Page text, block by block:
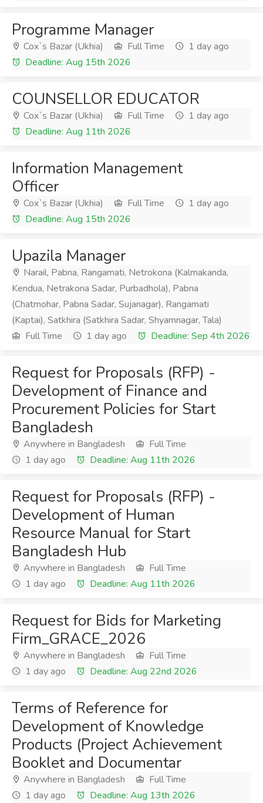
Programme Manager
Cox`s Bazar (Ukhia) Full Time
1 day ago
Deadline: Aug 15th 2026
COUNSELLOR EDUCATOR
Cox`s Bazar (Ukhia) Full Time
1 day ago
Deadline: Aug 11th 2026
Information Management
Officer
Cox`s Bazar (Ukhia) Full Time
1 day ago
Deadline: Aug 15th 2026
Upazila Manager
Narail, Pabna, Rangamati, Netrokona (Kalmakanda,
Kendua, Netrakona Sadar, Purbadhola), Pabna
(Chatmohar, Pabna Sadar, Sujanagar), Rangamati
(Kaptai), Satkhira (Satkhira Sadar, Shyamnagar, Tala)
Full Time
1 day ago Deadline: Sep 4th 2026
Request for Proposals (RFP) -
Development of Finance and
Procurement Policies for Start
Bangladesh
Anywhere in Bangladesh
Full Time
1 day ago
Deadline: Aug 11th 2026
Request for Proposals (RFP) -
Development of Human
Resource Manual for Start
Bangladesh Hub
Anywhere in Bangladesh
Full Time
1 day ago
Deadline: Aug 11th 2026
Request for Bids for Marketing
Firm_GRACE_2026
Anywhere in Bangladesh
Full Time
1 day ago
Deadline: Aug 22nd 2026
Terms of Reference for
Development of Knowledge
Products (Project Achievement
Booklet and Documentar
Anywhere in Bangladesh
Full Time
1 day ago
Deadline: Aug 13th 2026